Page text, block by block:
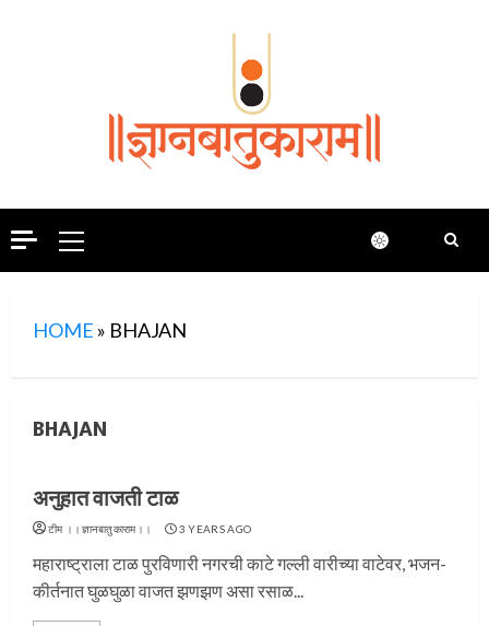
Primary
Menu
HOME » BHAJAN
BHAJAN
अनुहात वाजती टाळ
टीम ।।ज्ञानबातुकाराम।। 3 YEARS AGO
महाराष्ट्राला टाळ पुरविणारी नगरची काटे गल्ली वारीच्या वाटेवर, भजन-
कीर्तनात घुळघुळा वाजत झणझण असा रसाळ...